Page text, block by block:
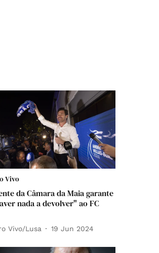
Vivo
da Câmara da Maia garante
nada a devolver" ao FC
Vivo/Lusa 19 Jun 2024